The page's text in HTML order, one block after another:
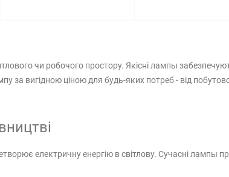
чи робочого простору. Якісні лампы
за вигідною ціною для будь-яких потреб - від
електричну енергію в світлову. Сучасні лампы